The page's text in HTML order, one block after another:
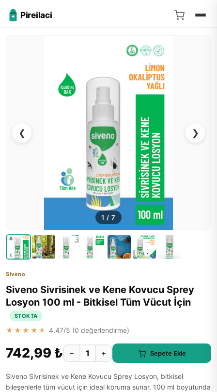
Pireilaci
❮ ❯
1 / 7
Siveno
Siveno Sivrisinek ve Kene Kovucu Sprey
Losyon 100 ml - Bitkisel Tüm Vücut İçin
STOKTA
★★★★★ 4.47/5 (0 değerlendirme)
742,99 ₺ − + Sepete Ekle
Siveno Sivrisinek ve Kene Kovucu Sprey Losyon, bitkisel
bileşenlerle tüm vücut için ideal koruma sunar. 100 ml boyutunda